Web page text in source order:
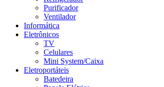
Purificador
Ventilador
Informática
Eletrônicos
TV
Celulares
Mini System/Caixa
Eletroportáteis
Batedeira